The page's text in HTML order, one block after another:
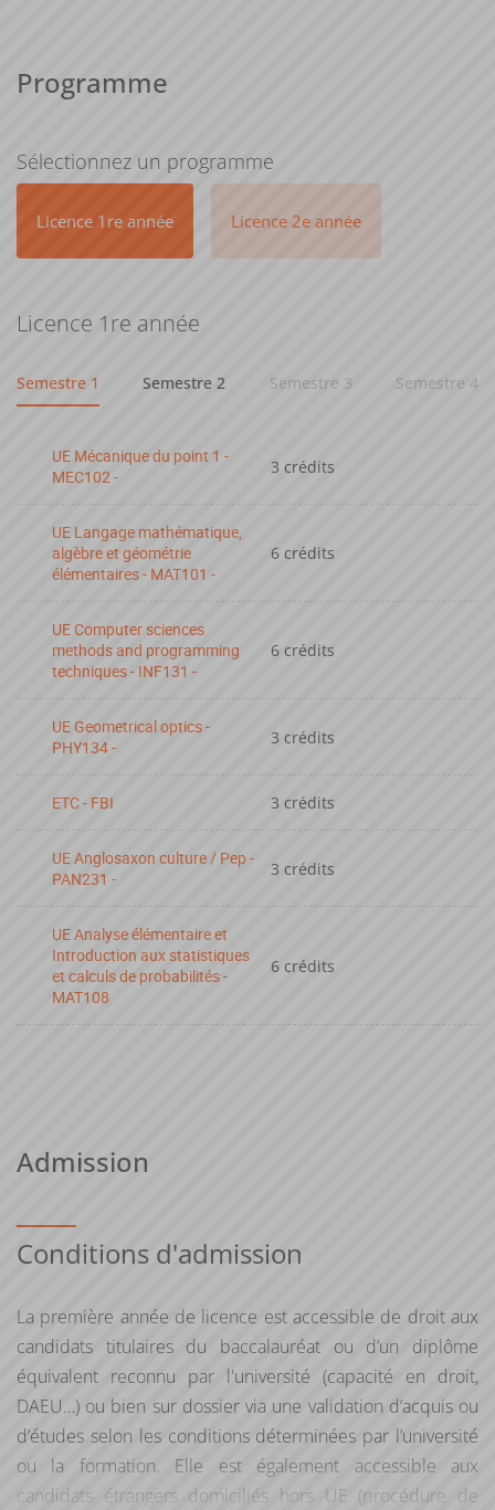
Programme
Sélectionnez un programme
Licence 1re année Licence 2e année
Licence 1re année
Semestre 1 Semestre 2 Semestre 3 Semestre 4
UE Mécanique du point 1 -
MEC102 -
3 crédits
UE Langage mathématique,
algèbre et géométrie
élémentaires - MAT101 -
6 crédits
UE Computer sciences
methods and programming
techniques - INF131 -
6 crédits
UE Geometrical optics -
PHY134 -
3 crédits
ETC - FBI 3 crédits
UE Anglosaxon culture / Pep -
PAN231 -
3 crédits
UE Analyse élémentaire et
Introduction aux statistiques
et calculs de probabilités -
MAT108
6 crédits
Admission
Conditions d'admission
La première année de licence est accessible de droit aux
candidats titulaires du baccalauréat ou d’un diplôme
équivalent reconnu par l'université (capacité en droit,
DAEU…) ou bien sur dossier via une validation d’acquis ou
d’études selon les conditions déterminées par l’université
ou la formation. Elle est également accessible aux
candidats étrangers domiciliés hors UE (procédure de